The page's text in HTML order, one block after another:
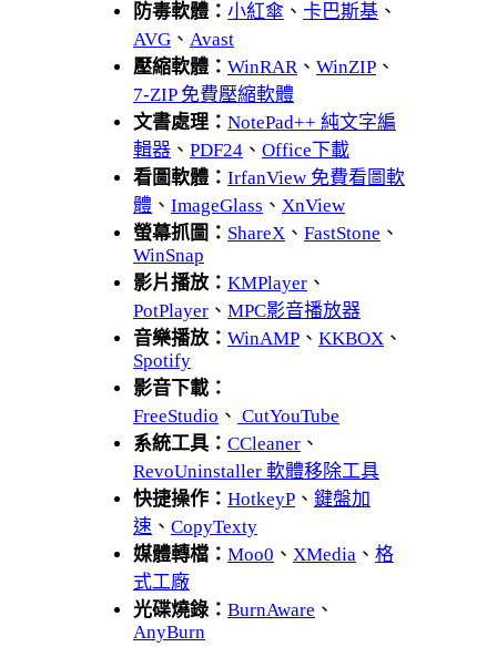
防毒軟體： 小紅傘 、 卡巴斯基 、
AVG 、 Avast
壓縮軟體： WinRAR、 WinZIP 、
7-ZIP 免費壓縮軟體
文書處理： NotePad++ 純文字編
輯器 、 PDF24 、 Office下載
看圖軟體： IrfanView 免費看圖軟
體 、 ImageGlass 、 XnView
螢幕抓圖： ShareX 、 FastStone 、
WinSnap
影片播放： KMPlayer 、
PotPlayer 、 MPC影音播放器
音樂播放： WinAMP 、 KKBOX 、
Spotify
影音下載：
FreeStudio 、 CutYouTube
系統工具： CCleaner 、
RevoUninstaller 軟體移除工具
快捷操作： HotkeyP 、 鍵盤加
速 、 CopyTexty
媒體轉檔： Moo0 、 XMedia 、 格
式工廠
光碟燒錄： BurnAware 、
AnyBurn